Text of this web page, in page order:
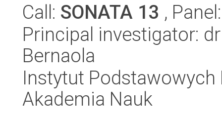
Call: SONATA 13 ,
Principal investigator:
Bernaola
Instytut
Akademia Nauk